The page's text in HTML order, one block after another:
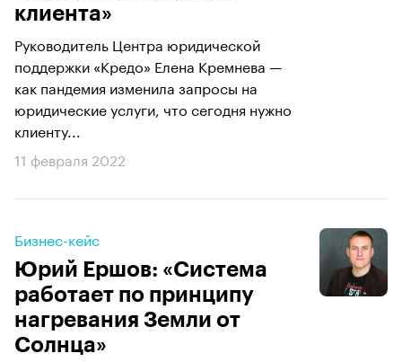
клиента»
Руководитель Центра юридической
поддержки «Кредо» Елена Кремнева —
как пандемия изменила запросы на
юридические услуги, что сегодня нужно
клиенту...
11 февраля 2022
Бизнес-кейс
Юрий Ершов: «Система
работает по принципу
нагревания Земли от
Солнца»